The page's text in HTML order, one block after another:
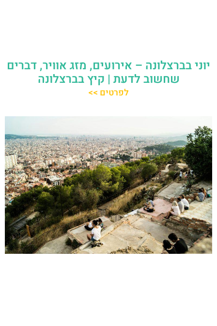
יוני בברצלונה – אירועים, מזג אוויר, דברים
שחשוב לדעת | קיץ בברצלונה
לפרטים >>